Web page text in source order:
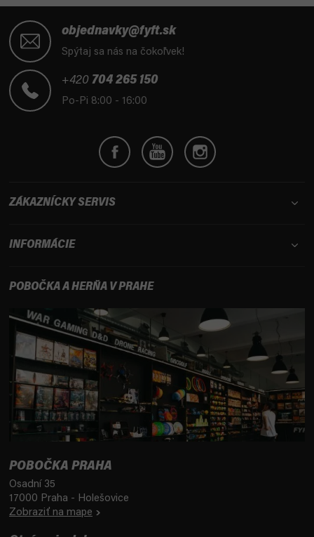
objednavky@fyft.sk
Spýtaj sa nás na čokoľvek!
+420 704 265 150
Po-Pi 8:00 - 16:00
ZÁKAZNÍCKY SERVIS
INFORMÁCIE
POBOČKA A HERŇA V PRAHE
POBOČKA PRAHA
Osadní 35
17000 Praha - Holešovice
Zobraziť na mape